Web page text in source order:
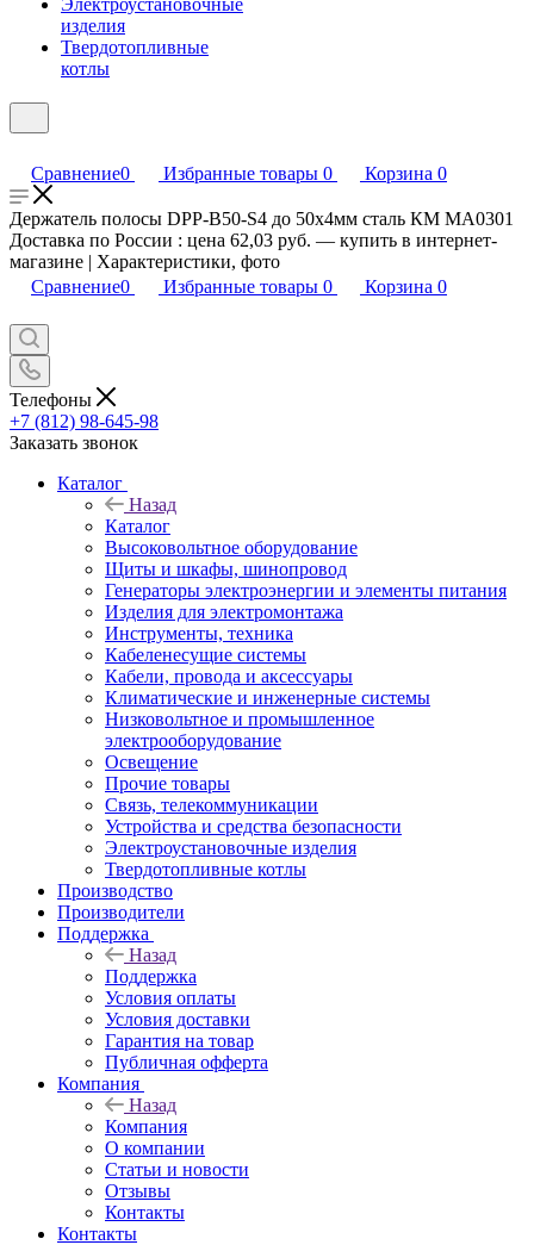
Электроустановочные
изделия
Твердотопливные
котлы
Сравнение0 Избранные товары 0 Корзина 0
Держатель полосы DPP-B50-S4 до 50х4мм сталь КМ MA0301
Доставка по России : цена 62,03 руб. — купить в интернет-
магазине | Характеристики, фото
Сравнение0 Избранные товары 0 Корзина 0
Телефоны
+7 (812) 98-645-98
Заказать звонок
Каталог
Назад
Каталог
Высоковольтное оборудование
Щиты и шкафы, шинопровод
Генераторы электроэнергии и элементы питания
Изделия для электромонтажа
Инструменты, техника
Кабеленесущие системы
Кабели, провода и аксессуары
Климатические и инженерные системы
Низковольтное и промышленное
электрооборудование
Освещение
Прочие товары
Связь, телекоммуникации
Устройства и средства безопасности
Электроустановочные изделия
Твердотопливные котлы
Производство
Производители
Поддержка
Назад
Поддержка
Условия оплаты
Условия доставки
Гарантия на товар
Публичная офферта
Компания
Назад
Компания
О компании
Статьи и новости
Отзывы
Контакты
Контакты